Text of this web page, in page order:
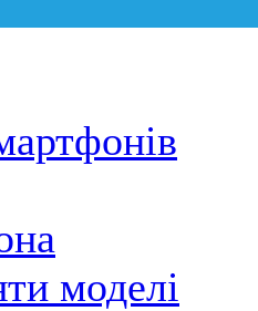
моделі